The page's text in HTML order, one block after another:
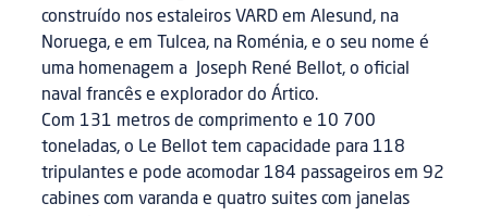
construído nos estaleiros VARD em Alesund, na
Noruega, e em Tulcea, na Roménia, e o seu nome é
uma homenagem a Joseph René Bellot, o oficial
naval francês e explorador do Ártico.
Com 131 metros de comprimento e 10 700
toneladas, o Le Bellot tem capacidade para 118
tripulantes e pode acomodar 184 passageiros em 92
cabines com varanda e quatro suites com janelas